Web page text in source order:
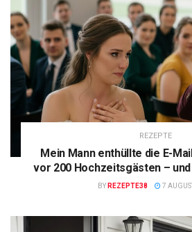
REZEPTE
Mein Mann enthüllte die E-
vor 200 Hochzeitsgästen –
BY REZEPTE38 7